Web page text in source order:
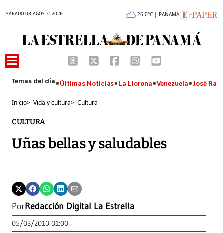
SÁBADO 08 AGOSTO 2026 26.0°C | PANAMÁ
Últimas Noticias La Llorona Venezuela José
Inicio> Vida y cultura> Cultura
CULTURA
Uñas bellas y saludables
PorRedacción Digital La Estrella
05/03/2010 01:00